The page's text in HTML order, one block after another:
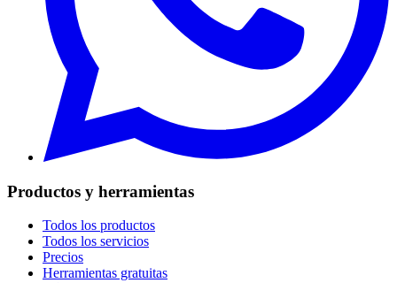
Productos y herramientas
Todos los productos
Todos los servicios
Precios
Herramientas gratuitas